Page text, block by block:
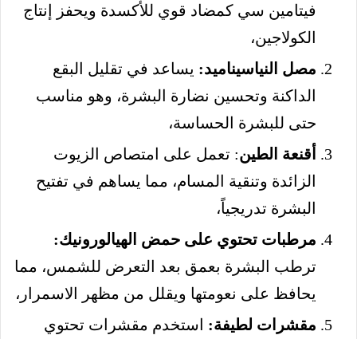
فيتامين سي كمضاد قوي للأكسدة ويحفز إنتاج
الكولاجين،
مصل النياسيناميد: يساعد في تقليل البقع
الداكنة وتحسين نضارة البشرة، وهو مناسب
حتى للبشرة الحساسة،
أقنعة الطين: تعمل على امتصاص الزيوت
الزائدة وتنقية المسام، مما يساهم في تفتيح
البشرة تدريجياً،
مرطبات تحتوي على حمض الهيالورونيك:
ترطب البشرة بعمق بعد التعرض للشمس، مما
يحافظ على نعومتها ويقلل من مظهر الاسمرار،
مقشرات لطيفة: استخدم مقشرات تحتوي